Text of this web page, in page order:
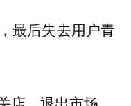
最后失去用户青